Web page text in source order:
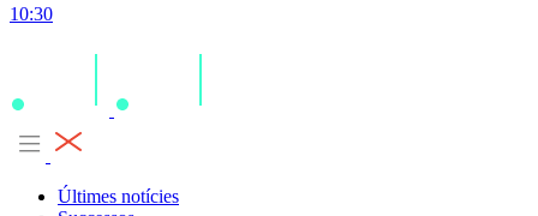
10:30
Últimes notícies